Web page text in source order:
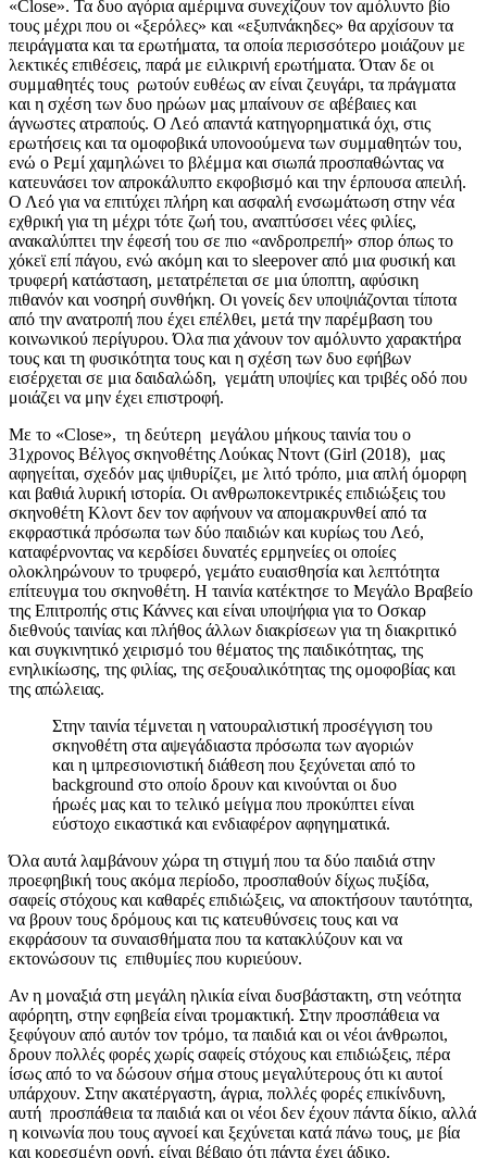
«Close». Τα δυο αγόρια αμέριμνα συνεχίζουν τον αμόλυντο βίο
τους μέχρι που οι «ξερόλες» και «εξυπνάκηδες» θα αρχίσουν τα
πειράγματα και τα ερωτήματα, τα οποία περισσότερο μοιάζουν με
λεκτικές επιθέσεις, παρά με ειλικρινή ερωτήματα. Όταν δε οι
συμμαθητές τους ρωτούν ευθέως αν είναι ζευγάρι, τα πράγματα
και η σχέση των δυο ηρώων μας μπαίνουν σε αβέβαιες και
άγνωστες ατραπούς. Ο Λεό απαντά κατηγορηματικά όχι, στις
ερωτήσεις και τα ομοφοβικά υπονοούμενα των συμμαθητών του,
ενώ ο Ρεμί χαμηλώνει το βλέμμα και σιωπά προσπαθώντας να
κατευνάσει τον απροκάλυπτο εκφοβισμό και την έρπουσα απειλή.
Ο Λεό για να επιτύχει πλήρη και ασφαλή ενσωμάτωση στην νέα
εχθρική για τη μέχρι τότε ζωή του, αναπτύσσει νέες φιλίες,
ανακαλύπτει την έφεσή του σε πιο «ανδροπρεπή» σπορ όπως το
χόκεϊ επί πάγου, ενώ ακόμη και το sleepover από μια φυσική και
τρυφερή κατάσταση, μετατρέπεται σε μια ύποπτη, αφύσικη
πιθανόν και νοσηρή συνθήκη. Οι γονείς δεν υποψιάζονται τίποτα
από την ανατροπή που έχει επέλθει, μετά την παρέμβαση του
κοινωνικού περίγυρου. Όλα πια χάνουν τον αμόλυντο χαρακτήρα
τους και τη φυσικότητα τους και η σχέση των δυο εφήβων
εισέρχεται σε μια δαιδαλώδη, γεμάτη υποψίες και τριβές οδό που
μοιάζει να μην έχει επιστροφή.
Με το «Close», τη δεύτερη μεγάλου μήκους ταινία του ο
31χρονος Βέλγος σκηνοθέτης Λούκας Ντοντ (Girl (2018), μας
αφηγείται, σχεδόν μας ψιθυρίζει, με λιτό τρόπο, μια απλή όμορφη
και βαθιά λυρική ιστορία. Οι ανθρωποκεντρικές επιδιώξεις του
σκηνοθέτη Κλοντ δεν τον αφήνουν να απομακρυνθεί από τα
εκφραστικά πρόσωπα των δύο παιδιών και κυρίως του Λεό,
καταφέρνοντας να κερδίσει δυνατές ερμηνείες οι οποίες
ολοκληρώνουν το τρυφερό, γεμάτο ευαισθησία και λεπτότητα
επίτευγμα του σκηνοθέτη. Η ταινία κατέκτησε το Μεγάλο Βραβείο
της Επιτροπής στις Κάννες και είναι υποψήφια για το Οσκαρ
διεθνούς ταινίας και πλήθος άλλων διακρίσεων για τη διακριτικό
και συγκινητικό χειρισμό του θέματος της παιδικότητας, της
ενηλικίωσης, της φιλίας, της σεξουαλικότητας της ομοφοβίας και
της απώλειας.
Στην ταινία τέμνεται η νατουραλιστική προσέγγιση του
σκηνοθέτη στα αψεγάδιαστα πρόσωπα των αγοριών
και η ιμπρεσιονιστική διάθεση που ξεχύνεται από το
background στο οποίο δρουν και κινούνται οι δυο
ήρωές μας και το τελικό μείγμα που προκύπτει είναι
εύστοχο εικαστικά και ενδιαφέρον αφηγηματικά.
Όλα αυτά λαμβάνουν χώρα τη στιγμή που τα δύο παιδιά στην
προεφηβική τους ακόμα περίοδο, προσπαθούν δίχως πυξίδα,
σαφείς στόχους και καθαρές επιδιώξεις, να αποκτήσουν ταυτότητα,
να βρουν τους δρόμους και τις κατευθύνσεις τους και να
εκφράσουν τα συναισθήματα που τα κατακλύζουν και να
εκτονώσουν τις επιθυμίες που κυριεύουν.
Αν η μοναξιά στη μεγάλη ηλικία είναι δυσβάστακτη, στη νεότητα
αφόρητη, στην εφηβεία είναι τρομακτική. Στην προσπάθεια να
ξεφύγουν από αυτόν τον τρόμο, τα παιδιά και οι νέοι άνθρωποι,
δρουν πολλές φορές χωρίς σαφείς στόχους και επιδιώξεις, πέρα
ίσως από το να δώσουν σήμα στους μεγαλύτερους ότι κι αυτοί
υπάρχουν. Στην ακατέργαστη, άγρια, πολλές φορές επικίνδυνη,
αυτή προσπάθεια τα παιδιά και οι νέοι δεν έχουν πάντα δίκιο, αλλά
η κοινωνία που τους αγνοεί και ξεχύνεται κατά πάνω τους, με βία
και κορεσμένη οργή, είναι βέβαιο ότι πάντα έχει άδικο.